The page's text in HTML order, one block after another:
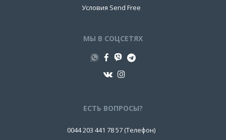
Условия Send Free
МЫ В СОЦСЕТЯХ
ЕСТЬ ВОПРОСЫ?
0044 203 441 78 57 (Телефон)